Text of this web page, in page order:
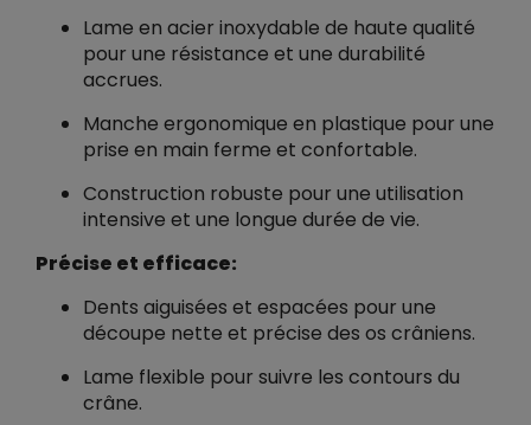
Lame en acier inoxydable de haute qualité
pour une résistance et une durabilité
accrues.
Manche ergonomique en plastique pour une
prise en main ferme et confortable.
Construction robuste pour une utilisation
intensive et une longue durée de vie.
Précise et efficace:
Dents aiguisées et espacées pour une
découpe nette et précise des os crâniens.
Lame flexible pour suivre les contours du
crâne.